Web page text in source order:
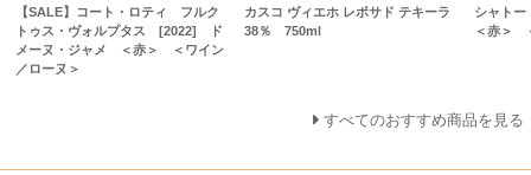
【SALE】コート・ロティ フルク
トゥス・ヴォルプタス [2022] ド
メーヌ・ジャメ ＜赤＞ ＜ワイン
／ローヌ＞
カスコ ヴィエホ レポサド テキーラ
38％ 750ml
シャト
＜赤＞
すべてのおすすめ商品を見る